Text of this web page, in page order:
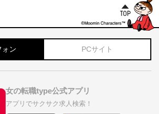
ォン PCサイト
女の転職type公式アプリ
アプリでサクサク求人検索！